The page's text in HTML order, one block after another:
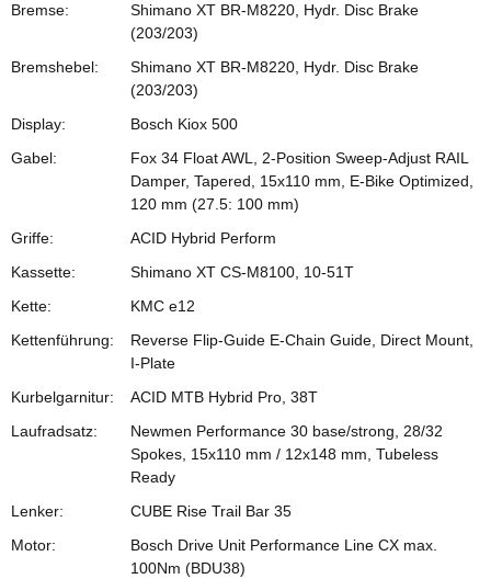
Bremse:
Shimano XT BR-M8220, Hydr. Disc Brake
(203/203)
Bremshebel:
Shimano XT BR-M8220, Hydr. Disc Brake
(203/203)
Display:
Bosch Kiox 500
Gabel:
Fox 34 Float AWL, 2-Position Sweep-Adjust RAIL
Damper, Tapered, 15x110 mm, E-Bike Optimized,
120 mm (27.5: 100 mm)
Griffe:
ACID Hybrid Perform
Kassette:
Shimano XT CS-M8100, 10-51T
Kette:
KMC e12
Kettenführung:
Reverse Flip-Guide E-Chain Guide, Direct Mount,
I-Plate
Kurbelgarnitur:
ACID MTB Hybrid Pro, 38T
Laufradsatz:
Newmen Performance 30 base/strong, 28/32
Spokes, 15x110 mm / 12x148 mm, Tubeless
Ready
Lenker:
CUBE Rise Trail Bar 35
Motor:
Bosch Drive Unit Performance Line CX max.
100Nm (BDU38)